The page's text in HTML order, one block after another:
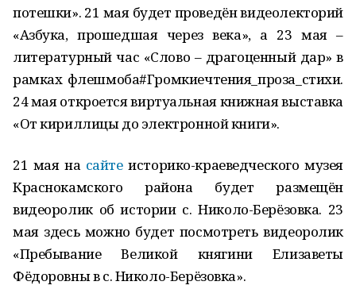
потешки». 21 мая будет проведён видеолекторий
«Азбука, прошедшая через века», а 23 мая –
литературный час «Слово – драгоценный дар» в
рамках флешмоба#Громкиечтения_проза_стихи.
24 мая откроется виртуальная книжная выставка
«От кириллицы до электронной книги».
21 мая на сайтеисторико-краеведческого музея
Краснокамского района будет размещён
видеоролик об истории с. Николо-Берёзовка. 23
мая здесь можно будет посмотреть видеоролик
«Пребывание Великой княгини Елизаветы
Фёдоровны в с. Николо-Берёзовка».